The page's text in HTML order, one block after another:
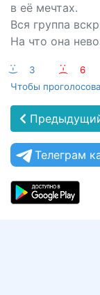
в её мечтах.
Вся группа
На что она
:-) 3 :-(
6
Чтобы
Телеграм